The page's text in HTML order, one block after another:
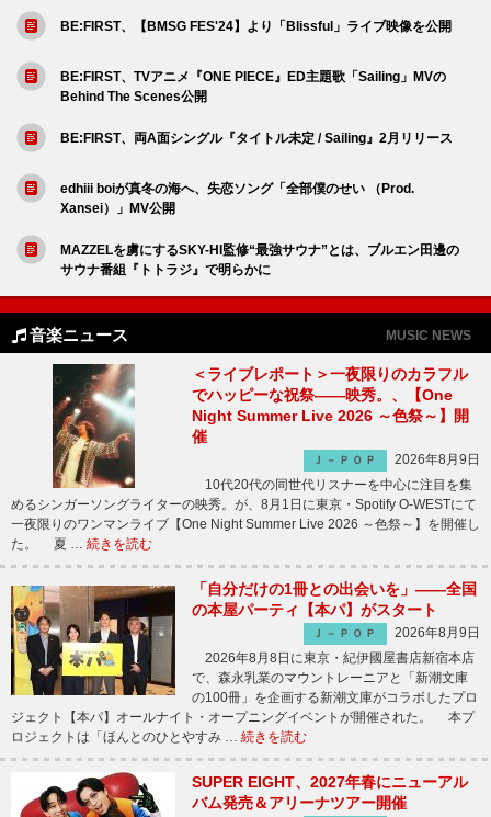
BE:FIRST、【BMSG FES'24】より「Blissful」ライブ映像を公開
BE:FIRST、TVアニメ『ONE PIECE』ED主題歌「Sailing」MVの
Behind The Scenes公開
BE:FIRST、両A面シングル『タイトル未定 / Sailing』2月リリース
edhiii boiが真冬の海へ、失恋ソング「全部僕のせい （Prod.
Xansei）」MV公開
MAZZELを虜にするSKY-HI監修“最強サウナ”とは、ブルエン田邊の
サウナ番組『トトラジ』で明らかに
音楽ニュース MUSIC NEWS
＜ライブレポート＞一夜限りのカラフル
でハッピーな祝祭――映秀。、【One
Night Summer Live 2026 ～色祭～】開
催
Ｊ－ＰＯＰ
2026年8月9日
10代20代の同世代リスナーを中心に注目を集
めるシンガーソングライターの映秀。が、8月1日に東京・Spotify O-WESTにて
一夜限りのワンマンライブ【One Night Summer Live 2026 ～色祭～】を開催し
た。 夏 … 続きを読む
「自分だけの1冊との出会いを」――全国
の本屋パーティ【本パ】がスタート
Ｊ－ＰＯＰ
2026年8月9日
2026年8月8日に東京・紀伊國屋書店新宿本店
で、森永乳業のマウントレーニアと「新潮文庫
の100冊」を企画する新潮文庫がコラボしたプロ
ジェクト【本パ】オールナイト・オープニングイベントが開催された。 本プ
ロジェクトは「ほんとのひとやすみ … 続きを読む
SUPER EIGHT、2027年春にニューアル
バム発売＆アリーナツアー開催